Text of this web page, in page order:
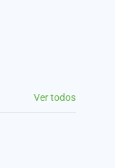
Ver todos